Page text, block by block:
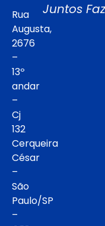
Rua
Augusta,
2676
–
13º
andar
–
Cj
132
Cerqueira
César
–
São
Paulo/SP
–
Juntos